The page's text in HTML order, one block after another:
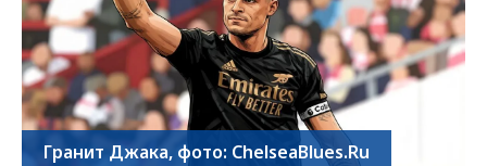
Гранит Джака, фото: ChelseaBlues.Ru